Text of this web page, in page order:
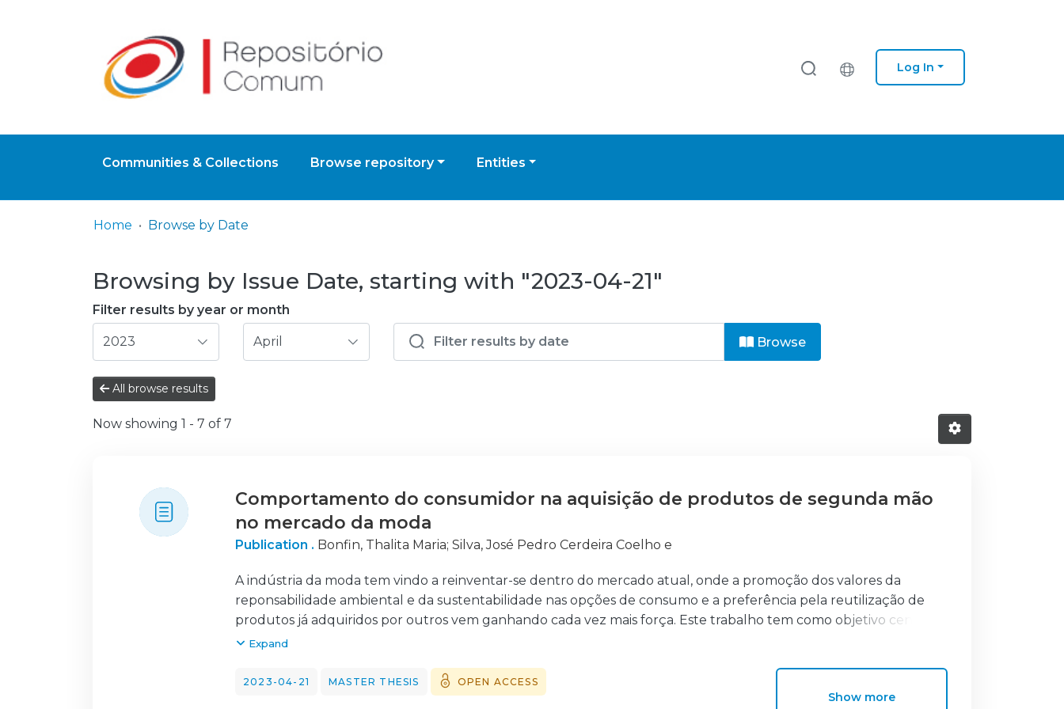
Log In
Communities & Collections Browse repository Entities
Home Browse by Date
Browsing by Issue Date, starting with "2023-04-21"
Filter results by year or month
Browse
All browse results
Now showing 1 - 7 of 7
Comportamento do consumidor na aquisição de produtos de segunda mão
no mercado da moda
Publication . Bonfin, Thalita Maria; Silva, José Pedro Cerdeira Coelho e
A indústria da moda tem vindo a reinventar-se dentro do mercado atual, onde a promoção dos valores da
reponsabilidade ambiental e da sustentabilidade nas opções de consumo e a preferência pela reutilização de
produtos já adquiridos por outros vem ganhando cada vez mais força. Este trabalho tem como objetivo central a
avaliação da importância do mercado dos produtos em segunda mão, nomeadamente no que diz respeito à
comércio justo. e a percepção dos consumidores frente a essa questão entre brasileiros e portugueses. Através
do recurso a uma metodologia de recolha de dados, baseada no uso de questionários, pretende-se avaliar as
Expand
2023-04-21 MASTER THESIS OPEN ACCESS
Show more